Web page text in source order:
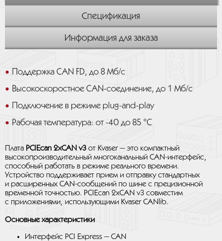
Спецификация
Информация для заказа
Поддержка CAN FD, до 8 Мб/с
Высокоскоростное CAN-соединение, до 1 Мб/с
Подключение в режиме plug-and-play
Рабочая температура: от -40 до 85 °C
Плата PCIEcan 2xCAN v3 от Kvaser — это компактный
высокопроизводительный многоканальный CAN-интерфейс,
способный работать в режиме реального времени.
Устройство поддерживает прием и отправку стандартных
и расширенных CAN-сообщений по шине с прецизионной
временной точностью. PCIEcan 2xCAN v3 совместим
с приложениями, использующими Kvaser CANlib.
Основные характеристики
Интерфейс PCI Express — CAN